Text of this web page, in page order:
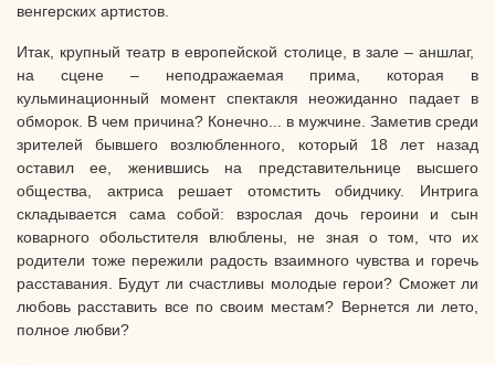
венгерских артистов.
Итак, крупный театр в европейской столице, в зале – аншлаг,
на сцене – неподражаемая прима, которая в
кульминационный момент спектакля неожиданно падает в
обморок. В чем причина? Конечно... в мужчине. Заметив среди
зрителей бывшего возлюбленного, который 18 лет назад
оставил ее, женившись на представительнице высшего
общества, актриса решает отомстить обидчику. Интрига
складывается сама собой: взрослая дочь героини и сын
коварного обольстителя влюблены, не зная о том, что их
родители тоже пережили радость взаимного чувства и горечь
расставания. Будут ли счастливы молодые герои? Сможет ли
любовь расставить все по своим местам? Вернется ли лето,
полное любви?